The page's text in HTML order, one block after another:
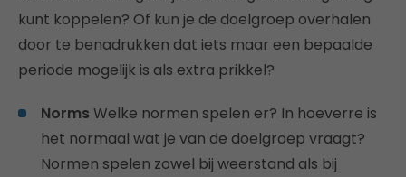
kunt koppelen? Of kun je de doelgroep overhalen
door te benadrukken dat iets maar een bepaalde
periode mogelijk is als extra prikkel?
Norms Welke normen spelen er? In hoeverre is
het normaal wat je van de doelgroep vraagt?
Normen spelen zowel bij weerstand als bij